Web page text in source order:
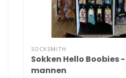
SOCKSMITH
Sokken Hello Boobies -
mannen